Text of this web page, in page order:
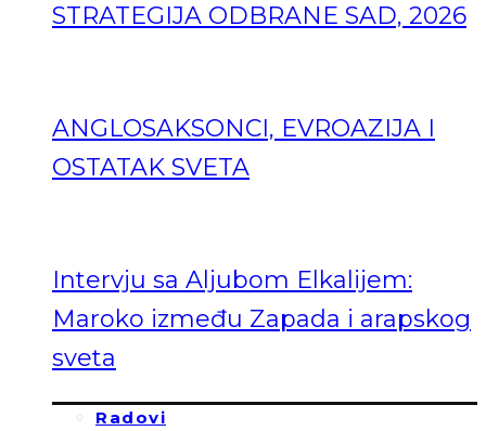
STRATEGIJA ODBRANE SAD, 2026
ANGLOSAKSONCI, EVROAZIJA I
OSTATAK SVETA
Intervju sa Aljubom Elkalijem:
Maroko između Zapada i arapskog
sveta
Radovi